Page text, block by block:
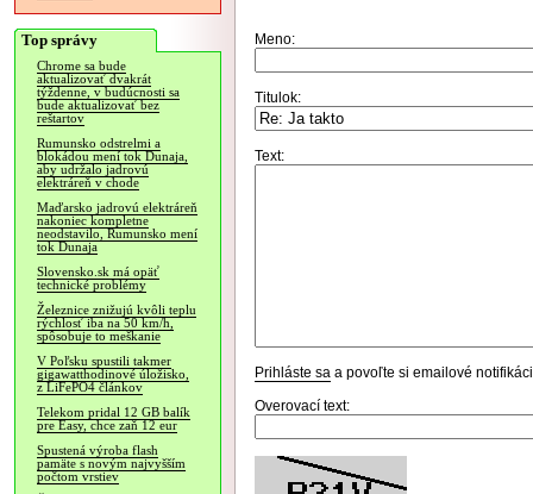
Top správy
Chrome sa bude
aktualizovať dvakrát
týždenne, v budúcnosti sa
bude aktualizovať bez
reštartov
Rumunsko odstrelmi a
blokádou mení tok Dunaja,
aby udržalo jadrovú
elektráreň v chode
Maďarsko jadrovú elektráreň
nakoniec kompletne
neodstavilo, Rumunsko mení
tok Dunaja
Slovensko.sk má opäť
technické problémy
Železnice znižujú kvôli teplu
rýchlosť iba na 50 km/h,
spôsobuje to meškanie
V Poľsku spustili takmer
gigawatthodinové úložisko,
z LiFePO4 článkov
Telekom pridal 12 GB balík
pre Easy, chce zaň 12 eur
Spustená výroba flash
pamäte s novým najvyšším
počtom vrstiev
Meno:
Titulok:
Text:
Prihláste sa a povoľte si emailové
Overovací text: